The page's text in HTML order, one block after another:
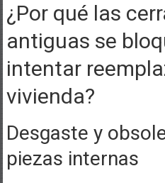
¿Por qué las
antiguas se
intentar
vivienda?
Desgaste y
piezas internas